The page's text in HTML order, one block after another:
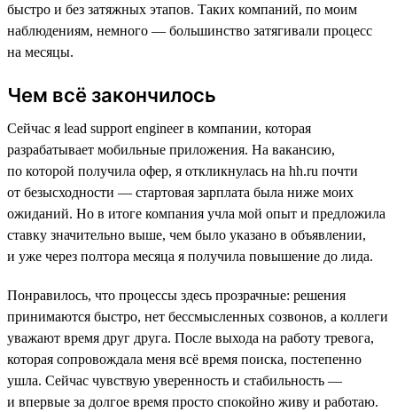
быстро и без затяжных этапов. Таких компаний, по моим
наблюдениям, немного — большинство затягивали процесс
на месяцы.
Чем всё закончилось
Сейчас я lead support engineer в компании, которая
разрабатывает мобильные приложения. На вакансию,
по которой получила офер, я откликнулась на hh.ru почти
от безысходности — стартовая зарплата была ниже моих
ожиданий. Но в итоге компания учла мой опыт и предложила
ставку значительно выше, чем было указано в объявлении,
и уже через полтора месяца я получила повышение до лида.
Понравилось, что процессы здесь прозрачные: решения
принимаются быстро, нет бессмысленных созвонов, а коллеги
уважают время друг друга. После выхода на работу тревога,
которая сопровождала меня всё время поиска, постепенно
ушла. Сейчас чувствую уверенность и стабильность —
и впервые за долгое время просто спокойно живу и работаю.